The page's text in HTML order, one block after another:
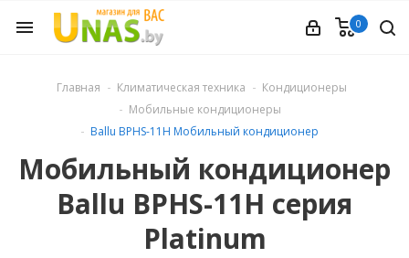
menu 0
Главная Климатическая техника
Кондиционеры
Мобильные кондиционеры
Ballu BPHS-11H Мобильный кондиционер
Мобильный кондиционер
Ballu BPHS-11H серия
Platinum